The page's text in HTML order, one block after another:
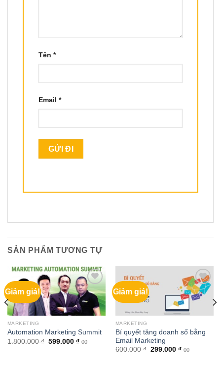
Tên *
Email *
SẢN PHẨM TƯƠNG TỰ
Giảm giá!
MARKETING
Automation Marketing Summit
1.800.000₫ Giá
599.000 ₫Giá
00
Giảm giá!
MARKETING
Bí quyết tăng doanh số bằng
Email Marketing
600.000₫ Giá
299.000 ₫Giá
00